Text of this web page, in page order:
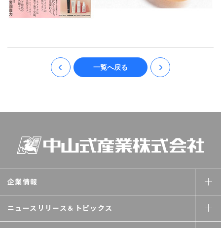
一覧へ戻る
企業情報
ニュースリリース＆ トピックス